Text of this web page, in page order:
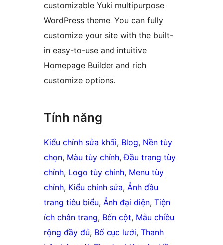
customizable Yuki multipurpose
WordPress theme. You can fully
customize your site with the built-
in easy-to-use and intuitive
Homepage Builder and rich
customize options.
Tính năng
Kiểu chỉnh sửa khối, Blog, Nền tùy
chọn, Màu tùy chỉnh, Đầu trang tùy
chỉnh, Logo tùy chỉnh, Menu tùy
chỉnh, Kiểu chỉnh sửa, Ảnh đầu
trang tiêu biểu, Ảnh đại diện, Tiện
ích chân trang, Bốn cột, Mẫu chiều
rộng đầy đủ, Bố cục lưới, Thanh